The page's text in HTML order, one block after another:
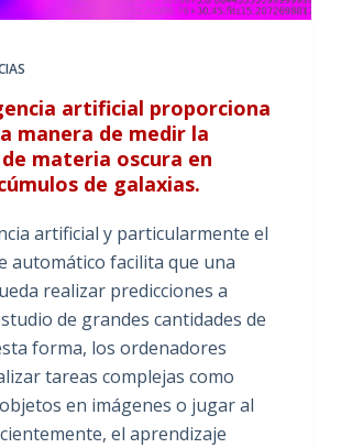
artificial proporciona
manera de medir la
materia oscura en
de galaxias.
artificial y particularmente el
automático facilita que una
realizar predicciones a
de grandes cantidades de
forma, los ordenadores
tareas complejas como
en imágenes o jugar al
el aprendizaje